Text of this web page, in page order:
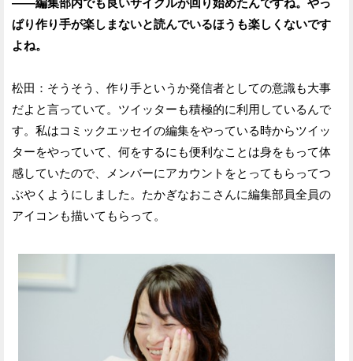
ぱり作り手が楽しまないと読んでいるほうも楽しくないです
よね。
松田：そうそう、作り手というか発信者としての意識も大事
だよと言っていて。ツイッターも積極的に利用しているんで
す。私はコミックエッセイの編集をやっている時からツイッ
ターをやっていて、何をするにも便利なことは身をもって体
感していたので、メンバーにアカウントをとってもらってつ
ぶやくようにしました。たかぎなおこさんに編集部員全員の
アイコンも描いてもらって。